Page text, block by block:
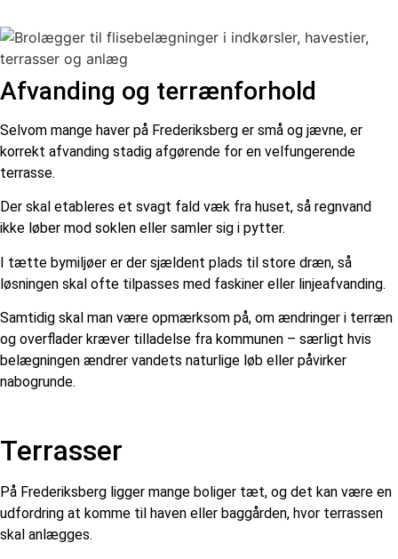
Afvanding og terrænforhold
Selvom mange haver på Frederiksberg er små og jævne, er
korrekt afvanding stadig afgørende for en velfungerende
terrasse.
Der skal etableres et svagt fald væk fra huset, så regnvand
ikke løber mod soklen eller samler sig i pytter.
I tætte bymiljøer er der sjældent plads til store dræn, så
løsningen skal ofte tilpasses med faskiner eller linjeafvanding.
Samtidig skal man være opmærksom på, om ændringer i terræn
og overflader kræver tilladelse fra kommunen – særligt hvis
belægningen ændrer vandets naturlige løb eller påvirker
nabogrunde.
Terrasser
På Frederiksberg ligger mange boliger tæt, og det kan være en
udfordring at komme til haven eller baggården, hvor terrassen
skal anlægges.